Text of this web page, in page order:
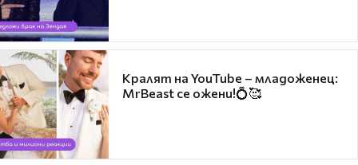
Кралят на YouTube – младоженец:
MrBeast се ожени!💍🥰